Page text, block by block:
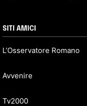
SITI AMICI
L’Osservatore Romano
Avvenire
Tv2000